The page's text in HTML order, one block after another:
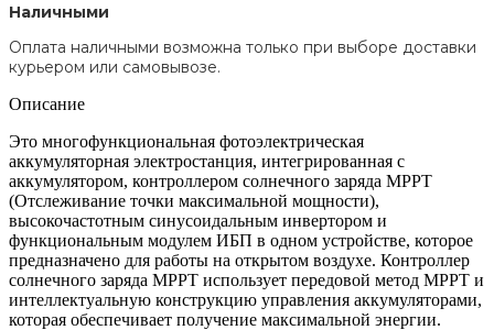
Наличными
Оплата наличными возможна только при выборе доставки
курьером или самовывозе.
Описание
Это многофункциональная фотоэлектрическая
аккумуляторная электростанция, интегрированная с
аккумулятором, контроллером солнечного заряда MPPT
(Отслеживание точки максимальной мощности),
высокочастотным синусоидальным инвертором и
функциональным модулем ИБП в одном устройстве, которое
предназначено для работы на открытом воздухе. Контроллер
солнечного заряда MPPT использует передовой метод MPPT и
интеллектуальную конструкцию управления аккумуляторами,
которая обеспечивает получение максимальной энергии.